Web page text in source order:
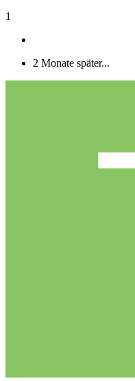
1
2 Monate später...